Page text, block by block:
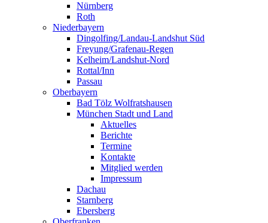
Nürnberg
Roth
Niederbayern
Dingolfing/Landau-Landshut Süd
Freyung/Grafenau-Regen
Kelheim/Landshut-Nord
Rottal/Inn
Passau
Oberbayern
Bad Tölz Wolfratshausen
München Stadt und Land
Aktuelles
Berichte
Termine
Kontakte
Mitglied werden
Impressum
Dachau
Starnberg
Ebersberg